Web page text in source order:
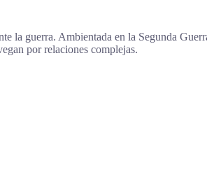
la guerra. Ambientada en la Segunda
por relaciones complejas.